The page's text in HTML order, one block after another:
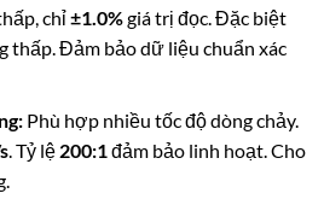
chỉ±1.0%giá trị đọc. Đặc biệt
thấp. Đảm bảo dữ liệu chuẩn xác
Phù hợp nhiều tốc độ dòng chảy.
. Tỷ lệ 200:1 đảm bảo linh hoạt. Cho